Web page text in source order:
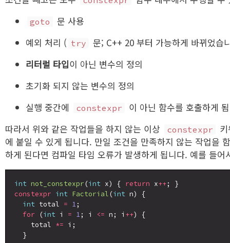
goto
문 사용
예외 처리 ( try
문; C++ 20 부터 가능하게 바뀌었습
리터럴 타입이 아닌 변수의 정의
초기화 되지 않는 변수의 정의
실행 중간에
constexpr
이 아닌 함수를 호출하게 됨
따라서 위와 같은 작업들을 하지 않는 이상
constexpr
에 붙일 수 있게 됩니다. 만일 조건을 만족하지 않는 작업을
하게 된다면 컴파일 타임 오류가 발생하게 됩니다. 예를 들어
int not_constexpr (int x) { return x++
constexpr int Factorial (int n) {
int total = 1;
for (int i = 1; i <= n; i ++) {
    total
*= i;
  }